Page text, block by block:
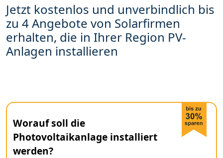
Jetzt kostenlos und unverbindlich bis
zu 4 Angebote von Solarfirmen
erhalten, die in Ihrer Region PV-
Anlagen installieren
Worauf soll die
Photovoltaikanlage installiert
werden?